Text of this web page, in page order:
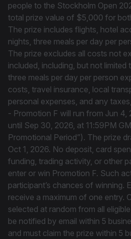
people to the Stockholm Open
total prize value of $5,000 for
The prize includes flights, hotel
nights, three meals per day per
The prize excludes all costs not
included, including, but not limited
three meals per day per person
costs, travel insurance, local
personal expenses, and any
- Promotion F will run from Jun 4,
until Sep 30, 2026, at 11:59PM
Promotional Period”). The prize
Oct 1, 2026. No deposit, card
funding, trading activity, or other
enter or win Promotion F. Such
participant’s chances of winning.
receive a maximum of one entry.
selected at random from all
be notified by email within 5
and must claim the prize within 5